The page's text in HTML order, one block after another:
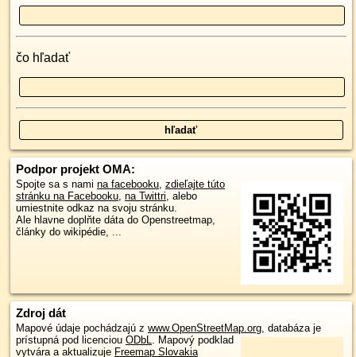
čo hľadať
Podpor projekt OMA:
Spojte sa s nami na facebooku, zdieľajte túto
stránku na Facebooku, na Twittri, alebo
umiestnite odkaz na svoju stránku.
Ale hlavne doplňte dáta do Openstreetmap,
články do wikipédie, ...
Zdroj dát
Mapové údaje pochádzajú z www.OpenStreetMap.org , databáza je
prístupná pod licenciou ODbL
Mapový podklad
vytvára a aktualizuje Freemap Slovakia